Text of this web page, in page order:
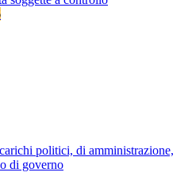
politici, di amministrazione,
di governo